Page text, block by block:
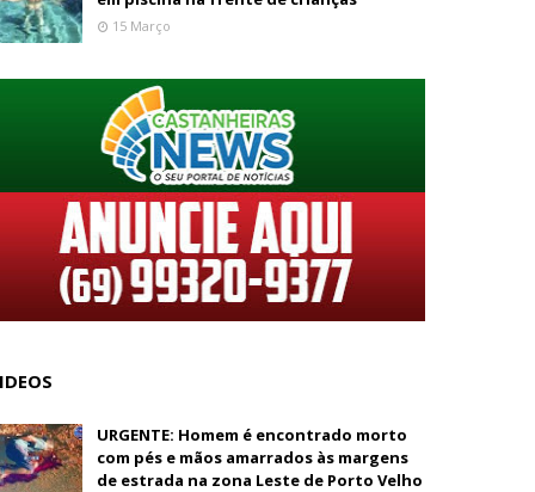
15 Março
URGENTE: Homem é encontrado morto
com pés e mãos amarrados às margens
de estrada na zona Leste de Porto Velho